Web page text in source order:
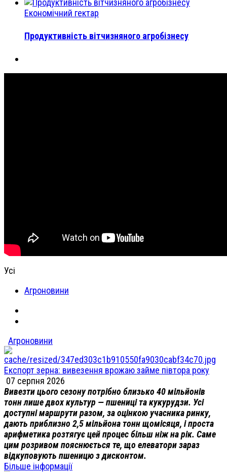
Економічний гектар
Продуктивність вітчизняного агробізнесу
Усі
Агроновини
Агроновини
Експорт зерна: вивезення врожаю займе півтора року
07 серпня 2026
Вивезти цього сезону потрібно близько 40 мільйонів
тонн лише двох культур — пшениці та кукурудзи. Усі
доступні маршрути разом, за оцінкою учасника ринку,
дають приблизно 2,5 мільйона тонн щомісяця, і проста
арифметика розтягує цей процес більш ніж на рік. Саме
цим розривом пояснюється те, що елеватори зараз
відкуповують пшеницю з дисконтом.
Більше інформації